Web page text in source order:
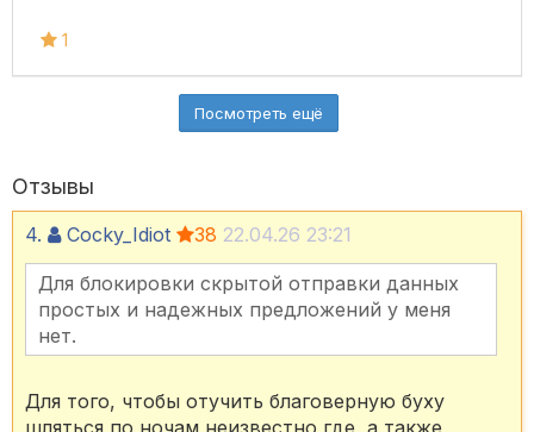
1
Посмотреть ещё
Отзывы
4. Cocky_Idiot 38 22.04.26 23:21
Для блокировки скрытой отправки данных
простых и надежных предложений у меня
нет.
Для того, чтобы отучить благоверную буху